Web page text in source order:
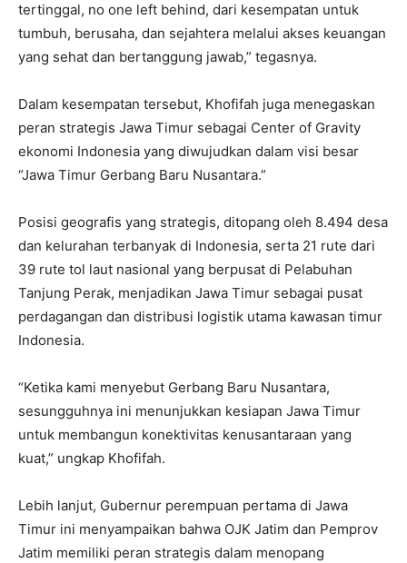
tertinggal, no one left behind, dari kesempatan untuk
tumbuh, berusaha, dan sejahtera melalui akses keuangan
yang sehat dan bertanggung jawab,” tegasnya.
Dalam kesempatan tersebut, Khofifah juga menegaskan
peran strategis Jawa Timur sebagai Center of Gravity
ekonomi Indonesia yang diwujudkan dalam visi besar
“Jawa Timur Gerbang Baru Nusantara.”
Posisi geografis yang strategis, ditopang oleh 8.494 desa
dan kelurahan terbanyak di Indonesia, serta 21 rute dari
39 rute tol laut nasional yang berpusat di Pelabuhan
Tanjung Perak, menjadikan Jawa Timur sebagai pusat
perdagangan dan distribusi logistik utama kawasan timur
Indonesia.
“Ketika kami menyebut Gerbang Baru Nusantara,
sesungguhnya ini menunjukkan kesiapan Jawa Timur
untuk membangun konektivitas kenusantaraan yang
kuat,” ungkap Khofifah.
Lebih lanjut, Gubernur perempuan pertama di Jawa
Timur ini menyampaikan bahwa OJK Jatim dan Pemprov
Jatim memiliki peran strategis dalam menopang